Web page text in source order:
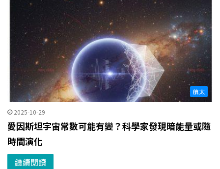
航太
2025-10-29
愛因斯坦宇宙常數可能有變？科學家發現暗能量或隨
時間演化
繼續閱讀